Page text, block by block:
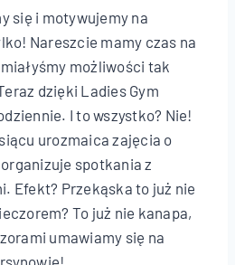
się i motywujemy na
Nareszcie mamy czas na
możliwości tak
dzięki Ladies Gym
I to wszystko? Nie!
urozmaica zajęcia o
spotkania z
Efekt? Przekąska to już nie
To już nie kanapa,
umawiamy się na